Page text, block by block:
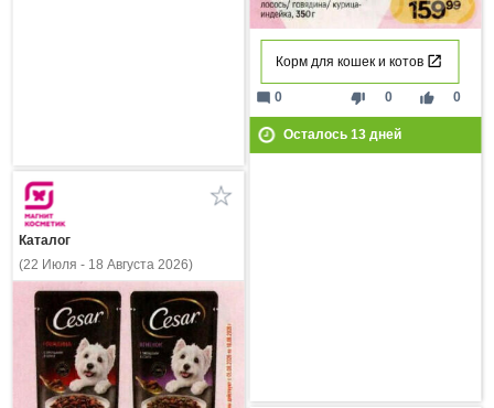
Корм для кошек и котов
thumb_down 0 thumb_up 0
mode_comment 0
Осталось 13дней
Каталог
(22 Июля - 18 Августа 2026)